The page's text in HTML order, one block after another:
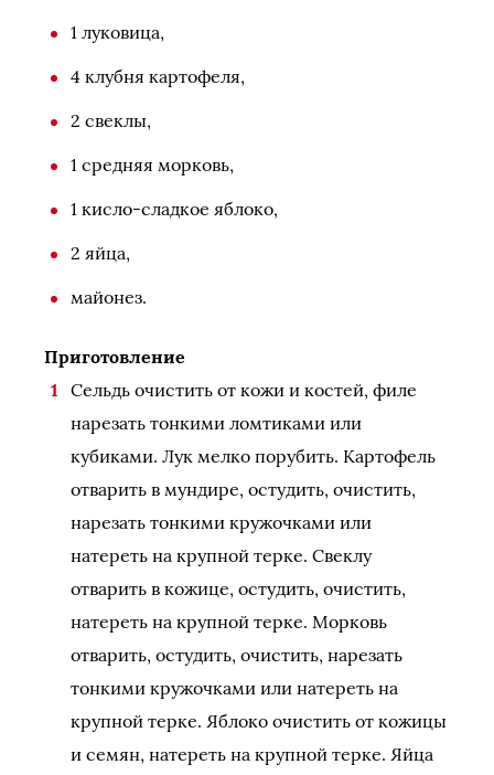
1 луковица,
4 клубня картофеля,
2 свеклы,
1 средняя морковь,
1 кисло-сладкое яблоко,
2 яйца,
майонез.
Приготовление
Сельдь очистить от кожи и костей, филе
нарезать тонкими ломтиками или
кубиками. Лук мелко порубить. Картофель
отварить в мундире, остудить, очистить,
нарезать тонкими кружочками или
натереть на крупной терке. Свеклу
отварить в кожице, остудить, очистить,
натереть на крупной терке. Морковь
отварить, остудить, очистить, нарезать
тонкими кружочками или натереть на
крупной терке. Яблоко очистить от кожицы
и семян, натереть на крупной терке. Яйца